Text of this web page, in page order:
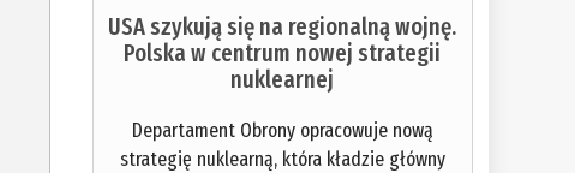
USA szykują się na regionalną wojnę.
Polska w centrum nowej strategii
nuklearnej
Departament Obrony opracowuje nową
strategię nuklearną, która kładzie główny